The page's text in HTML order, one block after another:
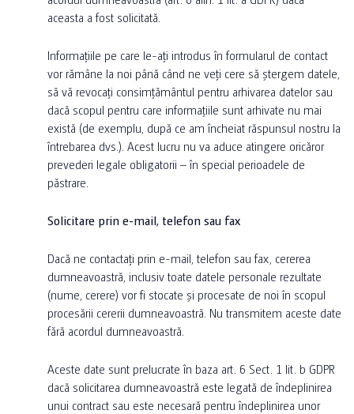
aceasta a fost solicitată.
Informațiile pe care le-ați introdus în formularul de contact
vor rămâne la noi până când ne veți cere să ștergem datele,
să vă revocați consimțământul pentru arhivarea datelor sau
dacă scopul pentru care informațiile sunt arhivate nu mai
există (de exemplu, după ce am încheiat răspunsul nostru la
întrebarea dvs.). Acest lucru nu va aduce atingere oricăror
prevederi legale obligatorii – în special perioadele de
păstrare.
Solicitare prin e-mail, telefon sau fax
Dacă ne contactați prin e-mail, telefon sau fax, cererea
dumneavoastră, inclusiv toate datele personale rezultate
(nume, cerere) vor fi stocate și procesate de noi în scopul
procesării cererii dumneavoastră. Nu transmitem aceste date
fără acordul dumneavoastră.
Aceste date sunt prelucrate în baza art. 6 Sect. 1 lit. b GDPR
dacă solicitarea dumneavoastră este legată de îndeplinirea
unui contract sau este necesară pentru îndeplinirea unor